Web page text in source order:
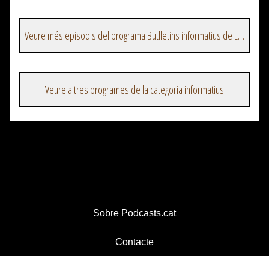
Veure més episodis del programa Butlletins informatius de La Xarxa
Veure altres programes de la categoria informatius
Sobre Podcasts.cat
Contacte